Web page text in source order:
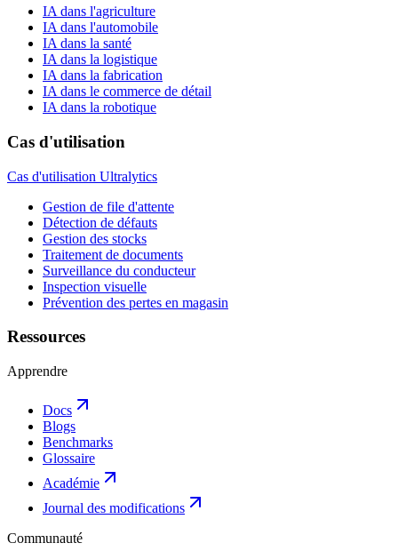
IA dans l'agriculture
IA dans l'automobile
IA dans la santé
IA dans la logistique
IA dans la fabrication
IA dans le commerce de détail
IA dans la robotique
Cas d'utilisation
Cas d'utilisation Ultralytics
Gestion de file d'attente
Détection de défauts
Gestion des stocks
Traitement de documents
Surveillance du conducteur
Inspection visuelle
Prévention des pertes en magasin
Ressources
Apprendre
Docs
Blogs
Benchmarks
Glossaire
Académie
Journal des modifications
Communauté